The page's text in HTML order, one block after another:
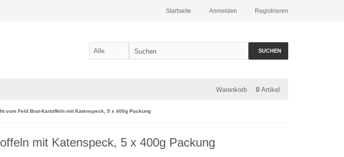
Registrieren
Anmelden
Startseite
SUCHEN
Warenkorb 0 Artikel
vom Feld Brat-Kartoffeln mit Katenspeck, 5 x 400g Packung
mit Katenspeck, 5 x 400g Packung